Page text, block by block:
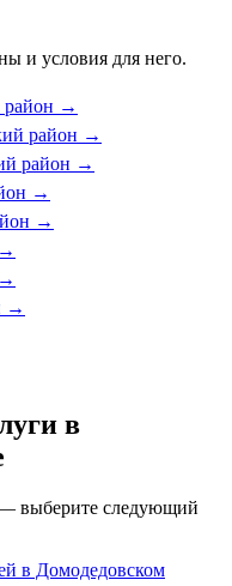
и условия для него.
→
район →
район →
→
→
→
→
→
в
выберите следующий